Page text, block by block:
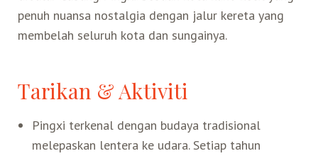
Agen Perjalanan
Mata Air Panas
Ekowisata
Tur Bis Wisata
Wisata Alam – Scenic Spot
Taiwan Tips
Teh Kelas Dunia
Bis
U-Bike
Mobil
Atraksi Taiwan Bagian Timur
Atraksi Taiwan Bagian Tengah
Atraksi Taiwan Bagian Selatan
Search for:
penuh nuansa nostalgia dengan jalur kereta yang
membelah seluruh kota dan sungainya.
Tarikan & Aktiviti
Pingxi terkenal dengan budaya tradisional
melepaskan lentera ke udara. Setiap tahun